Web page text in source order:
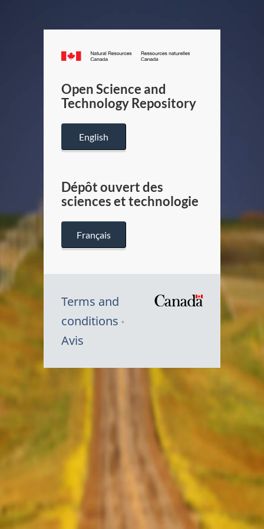
Canada.ca
/
Canada
Open Science and
Technology Repository
English
Dépôt ouvert des
sciences et technologie
Français
Terms and
conditions
Avis
Symbole
Canada